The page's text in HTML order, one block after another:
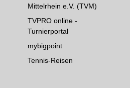
Mittelrhein e.V. (TVM)
TVPRO online -
Turnierportal
mybigpoint
Tennis-Reisen